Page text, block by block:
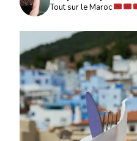
Tout sur le Maroc